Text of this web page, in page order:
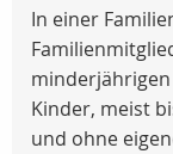
In einer
Kinder, meist
und ohne